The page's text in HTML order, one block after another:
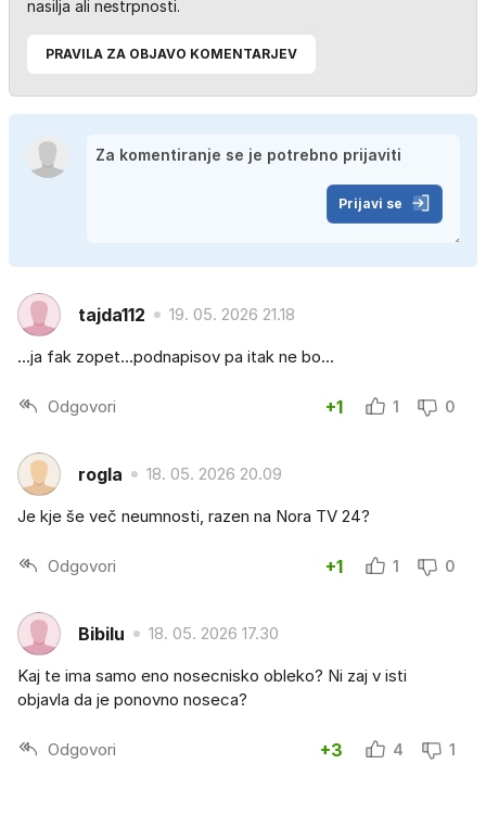
nasilja ali nestrpnosti.
PRAVILA ZA OBJAVO KOMENTARJEV
Prijavi se
tajda112 19. 05. 2026 21.18
...ja fak zopet...podnapisov pa itak ne bo...
Odgovori +1 1 0
rogla 18. 05. 2026 20.09
Je kje še več neumnosti, razen na Nora TV 24?
Odgovori +1 1 0
Bibilu 18. 05. 2026 17.30
Kaj te ima samo eno nosecnisko obleko? Ni zaj v isti
objavla da je ponovno noseca?
Odgovori +3 4 1